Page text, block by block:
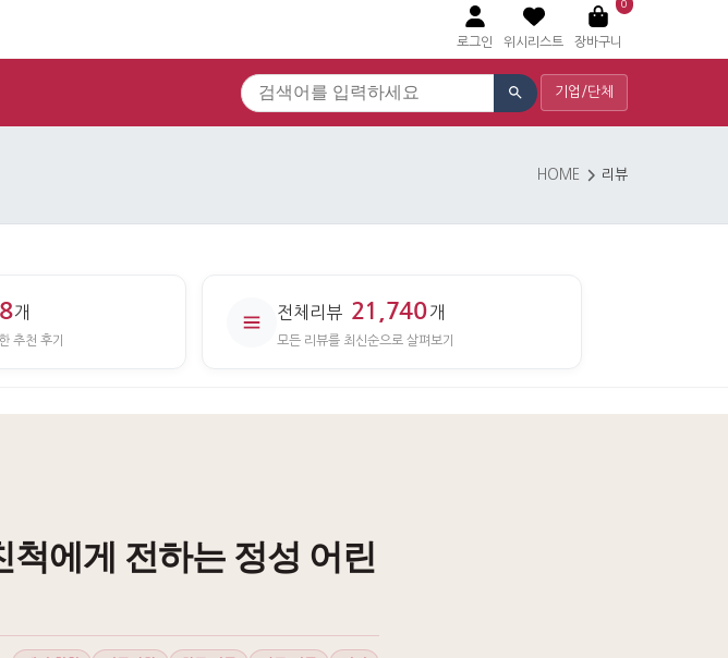
로그인 위시리스트
0
장바구니
기업/단체
HOME 리뷰
개
추천 후기
전체리뷰 21,740개
모든 리뷰를 최신순으로 살펴보기
에게 전하는 정성 어린